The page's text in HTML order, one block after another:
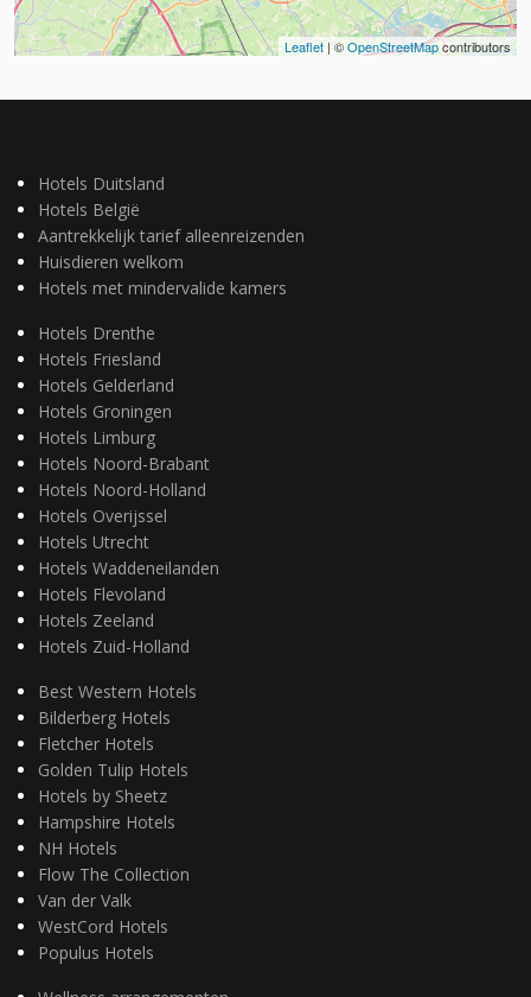
Leaflet | ©OpenStreetMapcontributors
Hotels Duitsland
Hotels België
Aantrekkelijk tarief alleenreizenden
Huisdieren welkom
Hotels met mindervalide kamers
Hotels Drenthe
Hotels Friesland
Hotels Gelderland
Hotels Groningen
Hotels Limburg
Hotels Noord-Brabant
Hotels Noord-Holland
Hotels Overijssel
Hotels Utrecht
Hotels Waddeneilanden
Hotels Flevoland
Hotels Zeeland
Hotels Zuid-Holland
Best Western Hotels
Bilderberg Hotels
Fletcher Hotels
Golden Tulip Hotels
Hotels by Sheetz
Hampshire Hotels
NH Hotels
Flow The Collection
Van der Valk
WestCord Hotels
Populus Hotels